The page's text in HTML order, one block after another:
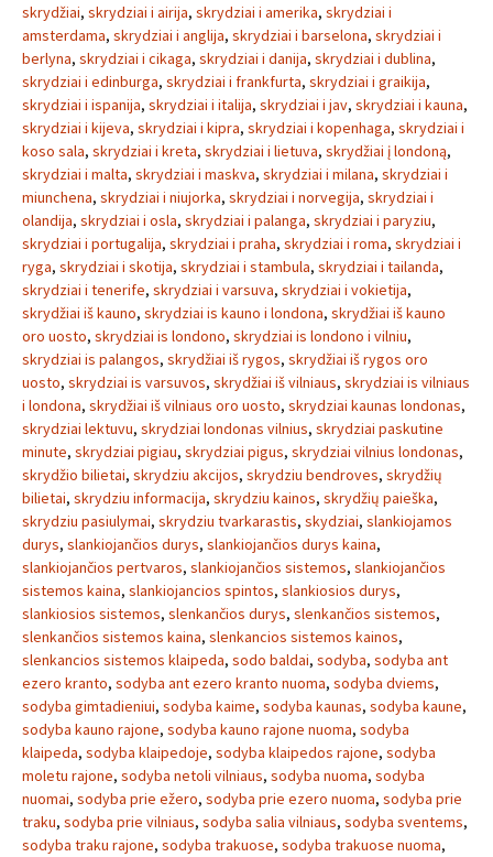
skrydžiai, skrydziai i airija, skrydziai i amerika, skrydziai i
amsterdama, skrydziai i anglija, skrydziai i barselona, skrydziai i
berlyna, skrydziai i cikaga, skrydziai i danija, skrydziai i dublina,
skrydziai i edinburga, skrydziai i frankfurta, skrydziai i graikija,
skrydziai i ispanija, skrydziai i italija, skrydziai i jav, skrydziai i kauna,
skrydziai i kijeva, skrydziai i kipra, skrydziai i kopenhaga, skrydziai i
koso sala, skrydziai i kreta, skrydziai i lietuva, skrydžiai į londoną,
skrydziai i malta, skrydziai i maskva, skrydziai i milana, skrydziai i
miunchena, skrydziai i niujorka, skrydziai i norvegija, skrydziai i
olandija, skrydziai i osla, skrydziai i palanga, skrydziai i paryziu,
skrydziai i portugalija, skrydziai i praha, skrydziai i roma, skrydziai i
ryga, skrydziai i skotija, skrydziai i stambula, skrydziai i tailanda,
skrydziai i tenerife, skrydziai i varsuva, skrydziai i vokietija,
skrydžiai iš kauno, skrydziai is kauno i londona, skrydžiai iš kauno
oro uosto, skrydziai is londono, skrydziai is londono i vilniu,
skrydziai is palangos, skrydžiai iš rygos, skrydžiai iš rygos oro
uosto, skrydziai is varsuvos, skrydžiai iš vilniaus, skrydziai is vilniaus
i londona, skrydžiai iš vilniaus oro uosto, skrydziai kaunas londonas,
skrydziai lektuvu, skrydziai londonas vilnius, skrydziai paskutine
minute, skrydziai pigiau, skrydziai pigus, skrydziai vilnius londonas,
skrydžio bilietai, skrydziu akcijos, skrydziu bendroves, skrydžių
bilietai, skrydziu informacija, skrydziu kainos, skrydžių paieška,
skrydziu pasiulymai, skrydziu tvarkarastis, skydziai, slankiojamos
durys, slankiojančios durys, slankiojančios durys kaina,
slankiojančios pertvaros, slankiojančios sistemos, slankiojančios
sistemos kaina, slankiojancios spintos, slankiosios durys,
slankiosios sistemos, slenkančios durys, slenkančios sistemos,
slenkančios sistemos kaina, slenkancios sistemos kainos,
slenkancios sistemos klaipeda, sodo baldai, sodyba, sodyba ant
ezero kranto, sodyba ant ezero kranto nuoma, sodyba dviems,
sodyba gimtadieniui, sodyba kaime, sodyba kaunas, sodyba kaune,
sodyba kauno rajone, sodyba kauno rajone nuoma, sodyba
klaipeda, sodyba klaipedoje, sodyba klaipedos rajone, sodyba
moletu rajone, sodyba netoli vilniaus, sodyba nuoma, sodyba
nuomai, sodyba prie ežero, sodyba prie ezero nuoma, sodyba prie
traku, sodyba prie vilniaus, sodyba salia vilniaus, sodyba sventems,
sodyba traku rajone, sodyba trakuose, sodyba trakuose nuoma,